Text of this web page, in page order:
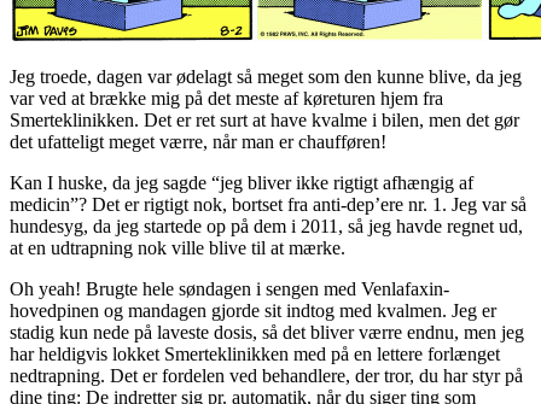
Jeg troede, dagen var ødelagt så meget som den kunne blive, da jeg
var ved at brække mig på det meste af køreturen hjem fra
Smerteklinikken. Det er ret surt at have kvalme i bilen, men det gør
det ufatteligt meget værre, når man er chaufføren!
Kan I huske, da jeg sagde “jeg bliver ikke rigtigt afhængig af
medicin”? Det er rigtigt nok, bortset fra anti-dep’ere nr. 1. Jeg var så
hundesyg, da jeg startede op på dem i 2011, så jeg havde regnet ud,
at en udtrapning nok ville blive til at mærke.
Oh yeah! Brugte hele søndagen i sengen med Venlafaxin-
hovedpinen og mandagen gjorde sit indtog med kvalmen. Jeg er
stadig kun nede på laveste dosis, så det bliver værre endnu, men jeg
har heldigvis lokket Smerteklinikken med på en lettere forlænget
nedtrapning. Det er fordelen ved behandlere, der tror, du har styr på
dine ting: De indretter sig pr. automatik, når du siger ting som